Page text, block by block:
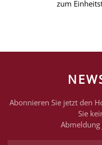
zum
Abonnieren Sie jetzt den
Sie